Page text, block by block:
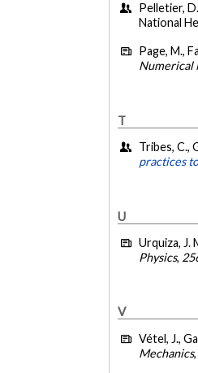
Pelletier,
National
Page, M.,
Numerical
T
Tribes, C.,
practices
U
Urquiza, J.
Physics,
V
Vétel, J.,
Mechanics,